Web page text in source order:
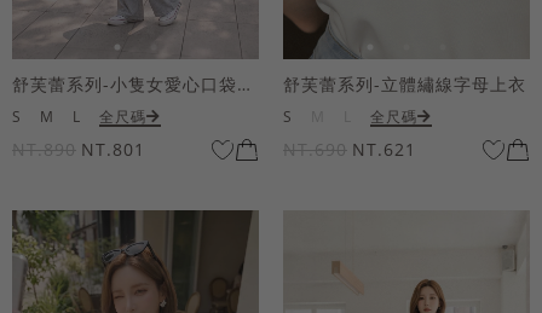
舒芙蕾系列-小隻女愛心口袋寬褲
S M L 全尺碼
NT.890 NT.801
舒芙蕾系列-立體繡線字母上衣
S 全尺碼
NT.690 NT.621